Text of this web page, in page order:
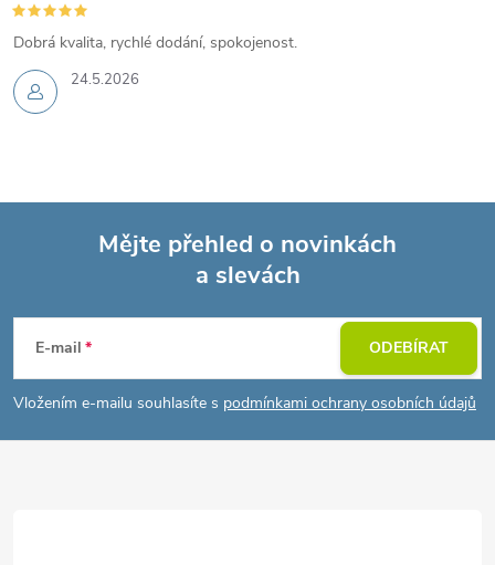
24.5.2026
Dobrá kvalita, rychlé dodání, spokojenost.
p
a
Mějte přehled o novinkách
a slevách
E-mail
Vložením e-mailu souhlasíte s podmínkami ochrany osobních údajů
ODEBÍRAT